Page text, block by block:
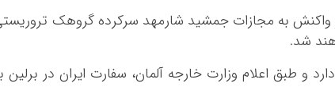
فارس
کردستان
در واکنش به مجازات جمشید شارمهد سرکرده گروهک
شد.
و طبق اعلام وزارت خارجه آلمان، سفارت ایران در برلین